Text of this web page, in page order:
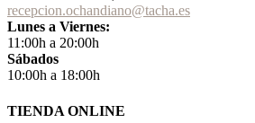
recepcion.ochandiano@tacha.es
Lunes a Viernes:
11:00h a 20:00h
Sábados
10:00h a 18:00h
TIENDA ONLINE